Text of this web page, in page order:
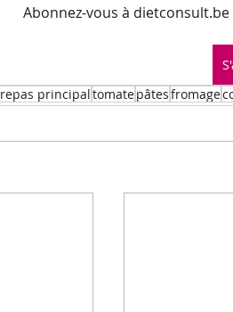
Divers
Abonnez-vous à
repas principaltomatepâtesfromage